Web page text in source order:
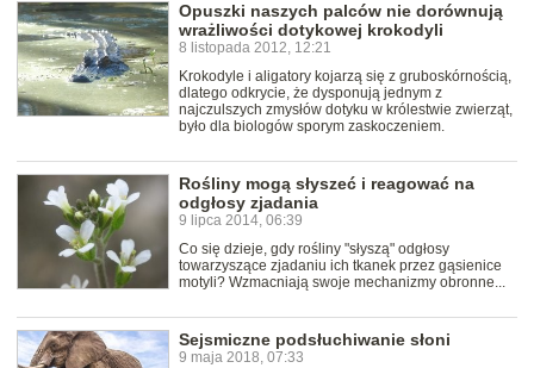
Opuszki naszych palców nie dorównują
wrażliwości dotykowej krokodyli
8 listopada 2012, 12:21
Krokodyle i aligatory kojarzą się z gruboskórnością,
dlatego odkrycie, że dysponują jednym z
najczulszych zmysłów dotyku w królestwie zwierząt,
było dla biologów sporym zaskoczeniem.
Rośliny mogą słyszeć i reagować na
odgłosy zjadania
9 lipca 2014, 06:39
Co się dzieje, gdy rośliny "słyszą" odgłosy
towarzyszące zjadaniu ich tkanek przez gąsienice
motyli? Wzmacniają swoje mechanizmy obronne...
Sejsmiczne podsłuchiwanie słoni
9 maja 2018, 07:33